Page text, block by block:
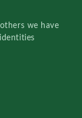
we have